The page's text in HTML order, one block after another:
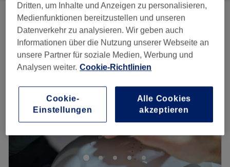
2 Salons die anbieten: acrylmodellage in Bremerhaven
Dritten, um Inhalte und Anzeigen zu personalisieren,
Medienfunktionen bereitzustellen und unseren
Datenverkehr zu analysieren. Wir geben auch
Informationen über die Nutzung unserer Webseite an
unsere Partner für soziale Medien, Werbung und
Analysen weiter. Cookie-Richtlinien
Cookie-
Einstellungen
Alle Cookies
akzeptieren